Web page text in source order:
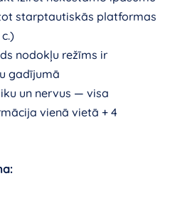
starptautiskās platformas
nodokļu režīms ir
gadījumā
un nervus — visa
vienā vietā + 4